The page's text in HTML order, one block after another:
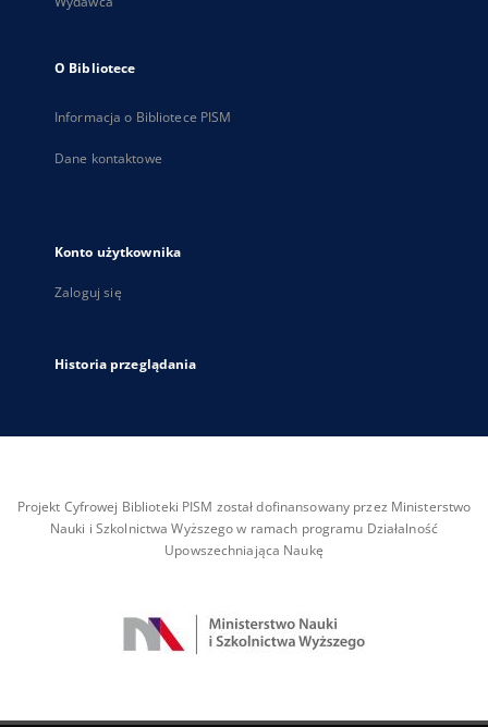
O Bibliotece
Informacja o Bibliotece PISM
Dane kontaktowe
Konto użytkownika
Zaloguj się
Historia przeglądania
Projekt Cyfrowej Biblioteki PISM został dofinansowany przez Ministerstwo
Nauki i Szkolnictwa Wyższego w ramach programu Działalność
Upowszechniająca Naukę